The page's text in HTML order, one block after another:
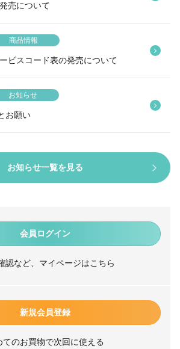
会員ログイン
認など、マイページはこちら
新規会員登録
てのお買物で次回に使える
売について
商品情報
ビスコード表の発売について
お知らせ
お願い
お知らせ一覧を見る